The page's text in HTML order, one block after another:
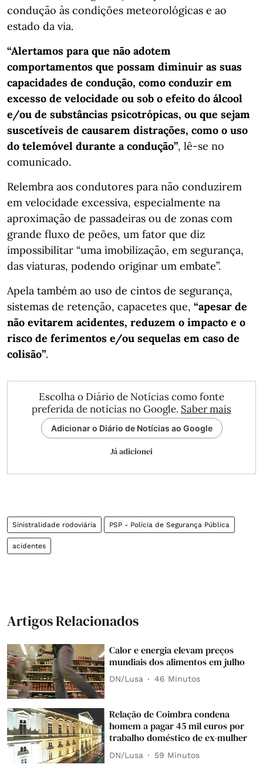
condução às condições meteorológicas e ao
estado da via.
“Alertamos para que não adotem
comportamentos que possam diminuir as suas
capacidades de condução, como conduzir em
excesso de velocidade ou sob o efeito do álcool
e/ou de substâncias psicotrópicas, ou que sejam
suscetíveis de causarem distrações, como o uso
do telemóvel durante a condução”, lê-se no
comunicado.
Relembra aos condutores para não conduzirem
em velocidade excessiva, especialmente na
aproximação de passadeiras ou de zonas com
grande fluxo de peões, um fator que diz
impossibilitar “uma imobilização, em segurança,
das viaturas, podendo originar um embate”.
Apela também ao uso de cintos de segurança,
sistemas de retenção, capacetes que, “apesar de
não evitarem acidentes, reduzem o impacto e o
risco de ferimentos e/ou sequelas em caso de
colisão”.
Escolha o Diário de Notícias como fonte
preferida de notícias no Google. Saber mais
Adicionar o Diário de Notícias ao Google
Já adicionei
Sinistralidade rodoviária PSP - Polícia de Segurança Pública
acidentes
Artigos Relacionados
Calor e energia elevam preços
mundiais dos alimentos em julho
DN/Lusa 46 Minutos
Relação de Coimbra condena
homem a pagar 45 mil euros por
trabalho doméstico de ex-mulher
DN/Lusa 59 Minutos